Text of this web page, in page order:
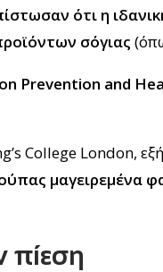
ότι η
σόγιας
Prevention and
College London,
μαγειρεμένα
πίεση